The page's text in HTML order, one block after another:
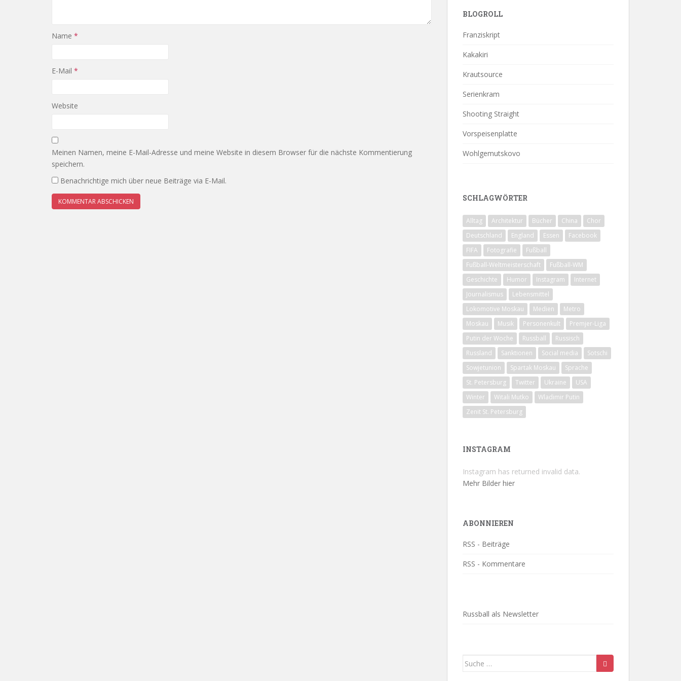
Name *
E-Mail *
Website
Meinen Namen, meine E-Mail-Adresse und meine Website in diesem Browser für die nächste Kommentierung
speichern.
Benachrichtige mich über neue Beiträge via E-Mail.
BLOGROLL
Franziskript
Kakakiri
Krautsource
Serienkram
Shooting Straight
Vorspeisenplatte
Wohlgemutskovo
SCHLAGWÖRTER
Alltag Architektur Bücher China
Chor
Deutschland
England Essen
Facebook
FIFA
Fotografie
Fußball
Fußball-Weltmeisterschaft
Fußball-WM
Geschichte
Humor Instagram
Internet
Journalismus
Lebensmittel
Lokomotive Moskau
Medien
Metro
Moskau
Musik Personenkult
Premjer-Liga
Putin der Woche
Russball
Russisch
Russland
Sanktionen Social media
Sotschi
Sowjetunion
Spartak Moskau
Sprache
St. Petersburg
Twitter Ukraine
USA
Winter
Witali Mutko
Wladimir Putin
Zenit St. Petersburg
INSTAGRAM
Instagram has returned invalid data.
Mehr Bilder hier
ABONNIEREN
RSS - Beiträge
RSS - Kommentare
Russball als Newsletter
Suche